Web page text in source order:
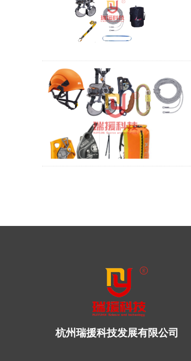
杭州瑞援科技发展有限公司